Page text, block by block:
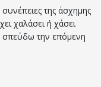
συνέπειες της άσχημης
χαλάσει ή χάσει
σπεύδω την επόμενη